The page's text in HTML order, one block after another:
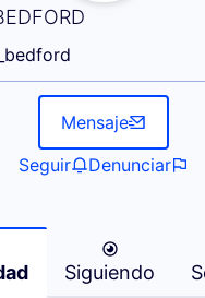
BEDFORD)
Mensaje
Seguir
Denunciar
Siguiendo